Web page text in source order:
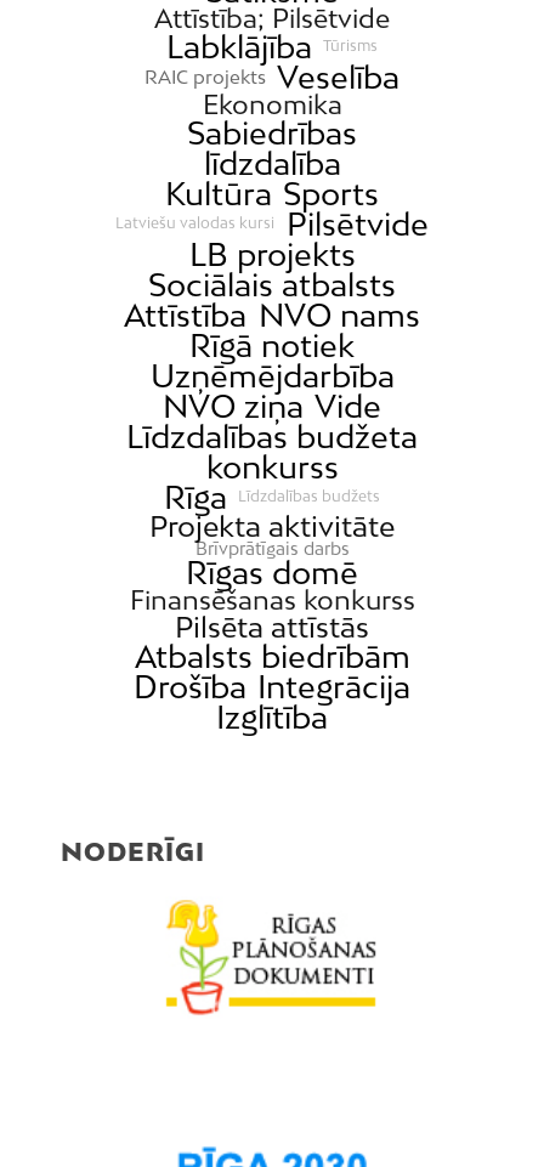
Attīstība; Pilsētvide
Labklājība Tūrisms
RAIC projekts Veselība
Ekonomika
Sabiedrības
līdzdalība
Kultūra Sports
Latviešu valodas kursi
Pilsētvide
LB projekts
Sociālais atbalsts
Attīstība NVO nams
Rīgā notiek
Uzņēmējdarbība
NVO ziņa Vide
Līdzdalības budžeta
konkurss
Rīga
Līdzdalības budžets
Projekta aktivitāte
Brīvprātīgais darbs
Rīgas domē
Finansēšanas konkurss
Pilsēta attīstās
Atbalsts biedrībām
Drošība Integrācija
Izglītība
NODERĪGI